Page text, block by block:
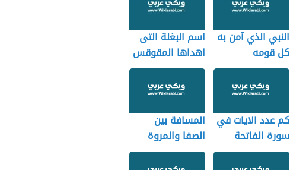
النبي الذي آمن به
كل قومه
اسم البغلة التى
اهداها المقوقس
للنبي
كم عدد الايات في
سورة الفاتحة
المسافة بين
الصفا والمروة